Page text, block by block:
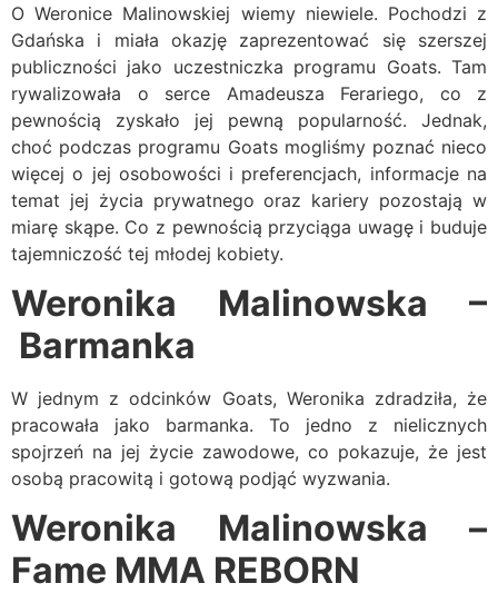
O Weronice Malinowskiej wiemy niewiele. Pochodzi z
Gdańska i miała okazję zaprezentować się szerszej
publiczności jako uczestniczka programu Goats. Tam
rywalizowała o serce Amadeusza Ferariego, co z
pewnością zyskało jej pewną popularność. Jednak,
choć podczas programu Goats mogliśmy poznać nieco
więcej o jej osobowości i preferencjach, informacje na
temat jej życia prywatnego oraz kariery pozostają w
miarę skąpe. Co z pewnością przyciąga uwagę i buduje
tajemniczość tej młodej kobiety.
Weronika Malinowska –
Barmanka
W jednym z odcinków Goats, Weronika zdradziła, że
pracowała jako barmanka. To jedno z nielicznych
spojrzeń na jej życie zawodowe, co pokazuje, że jest
osobą pracowitą i gotową podjąć wyzwania.
Weronika Malinowska –
Fame MMA REBORN